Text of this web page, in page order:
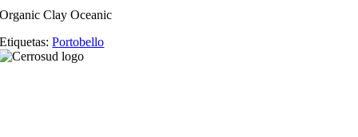
Organic Clay Oceanic
Etiquetas:Portobello